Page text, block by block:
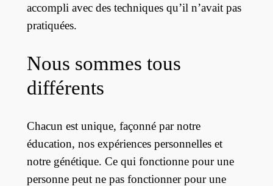
accompli avec des techniques qu’il n’avait pas
pratiquées.
Nous sommes tous
différents
Chacun est unique, façonné par notre
éducation, nos expériences personnelles et
notre génétique. Ce qui fonctionne pour une
personne peut ne pas fonctionner pour une